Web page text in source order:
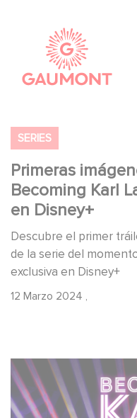
SERIES
Primeras
Becoming Karl
en Disney+
Descubre el primer
de la serie del
exclusiva en Disney+
12 Marzo 2024 ,